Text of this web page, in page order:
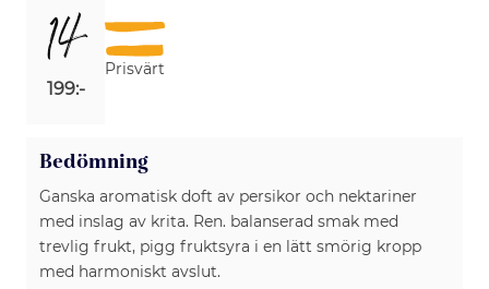
14
199:-
Prisvärt
Bedömning
Ganska aromatisk doft av persikor och nektariner
med inslag av krita. Ren. balanserad smak med
trevlig frukt, pigg fruktsyra i en lätt smörig kropp
med harmoniskt avslut.